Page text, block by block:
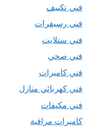
فني تكييف
فني رسيفرات
فني ستلايت
فني صحي
فني كاميرات
فني كهربائي منازل
فني مكيفات
كاميرات مراقبة